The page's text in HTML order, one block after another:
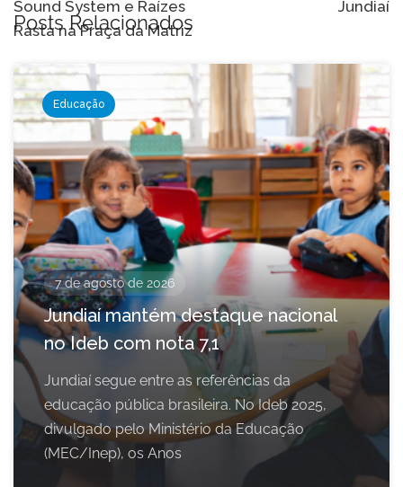
Sound System e Raízes
Rasta na Praça da Matriz
Jundiaí
Posts Relacionados
Educação
7 de agosto de 2026
Jundiaí mantém destaque nacional
no Ideb com nota 7,1
Jundiaí segue entre as referências da
educação pública brasileira. No Ideb 2025,
divulgado pelo Ministério da Educação
(MEC/Inep), os Anos